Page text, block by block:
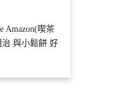
Amazon(喫茶
與小鬆餅 好